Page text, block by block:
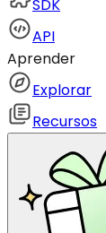
SDK
API
Aprender
Explorar
Recursos